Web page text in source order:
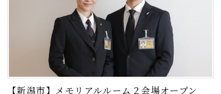
【新潟市】メモリアルルーム２会場オープン